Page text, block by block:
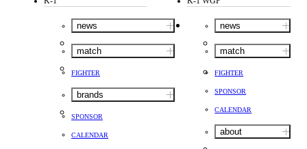
news
match
FIGHTER
brands
SPONSOR
CALENDAR
news
match
FIGHTER
SPONSOR
CALENDAR
about